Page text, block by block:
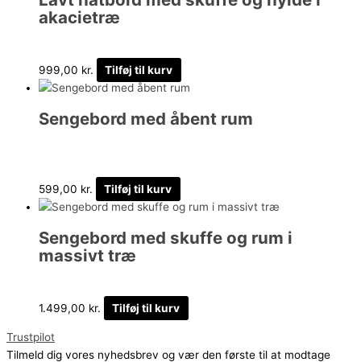
akacietræ
999,00 kr. Tilføj til kurv
Sengebord med åbent rum
599,00 kr. Tilføj til kurv
Sengebord med skuffe og rum i
massivt træ
1.499,00 kr. Tilføj til kurv
Trustpilot
Tilmeld dig vores nyhedsbrev og vær den første til at modtage